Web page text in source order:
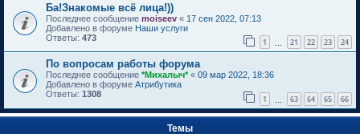
Ба!Знакомые всё лица!))
Последнее сообщение moiseev « 17 сен 2022, 07:13
Добавлено в форуме Наши услуги
Ответы: 473 1 21 22 23 24
По вопросам работы форума
Последнее сообщение *Михалыч*« 09 мар 2022, 18:36
Добавлено в форуме Атрибутика
Ответы: 1308 1 63 64 65 66
Темы